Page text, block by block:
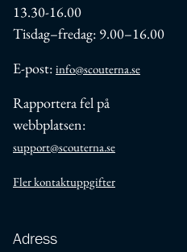
13.30-16.00
Tisdag–fredag: 9.00–16.00
E-post: info@scouterna.se
Rapportera fel på
webbplatsen:
support@scouterna.se
Fler kontaktuppgifter
Adress